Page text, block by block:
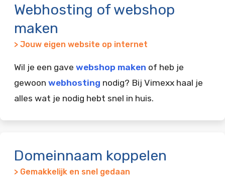
Webhosting of webshop
maken
> Jouw eigen website op internet
Wil je een gave webshop maken of heb je
gewoon webhosting nodig? Bij Vimexx haal je
alles wat je nodig hebt snel in huis.
Domeinnaam koppelen
> Gemakkelijk en snel gedaan